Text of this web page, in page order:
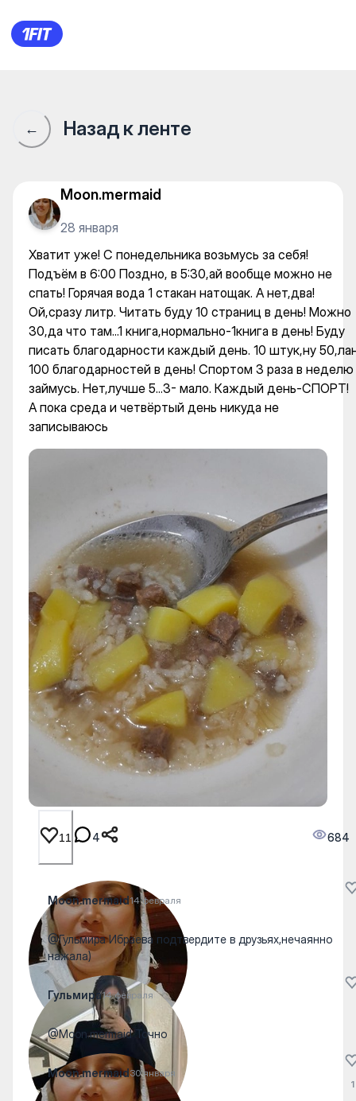
Хватит уже! С
← Назад к ленте
Moon.mermaid
28 января
Хватит уже! С понедельника возьмусь за себя!
Подъём в 6:00 Поздно, в 5:30,ай вообще можно не
спать! Горячая вода 1 стакан натощак. А нет,два!
Ой,сразу литр. Читать буду 10 страниц в день! Можно
30,да что там...1 книга,нормально-1книга в день! Буду
писать благодарности каждый день. 10 штук,ну
100 благодарностей в день! Спортом 3 раза в неделю
займусь. Нет,лучше 5...3- мало. Каждый день-СПОРТ!
А пока среда и четвёртый день никуда не
записываюсь
11 4 684
Moon.mermaid14 февраля
@Гульмира Ибраева подтвердите в друзьях,нечаянно
нажала)
Гульмира14 февраля
@Moon.mermaid Точно
Moon.mermaid30 января
1